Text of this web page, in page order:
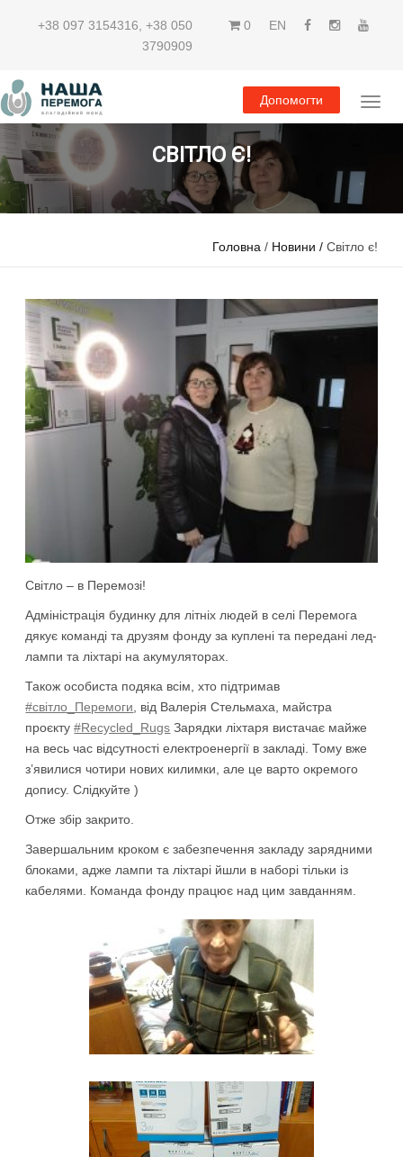
+38 097 3154316 +38 050
3790909
0 EN
Допомогти
СВІТЛО Є!
Головна / Новини / Світло є!
Світло – в Перемозі!
Адміністрація будинку для літніх людей в селі Перемога
дякує команді та друзям фонду за куплені та передані лед-
лампи та ліхтарі на акумуляторах.
Також особиста подяка всім, хто підтримав
#світло_Перемоги, від Валерія Стельмаха, майстра
проєкту#Recycled_Rugs Зарядки ліхтаря вистачає майже
на весь час відсутності електроенергії в закладі. Тому вже
з’явилися чотири нових килимки, але це варто окремого
допису. Слідкуйте )
Отже збір закрито.
Завершальним кроком є забезпечення закладу зарядними
блоками, адже лампи та ліхтарі йшли в наборі тільки із
кабелями. Команда фонду працює над цим завданням.